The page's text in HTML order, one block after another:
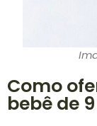
Como
bebê de